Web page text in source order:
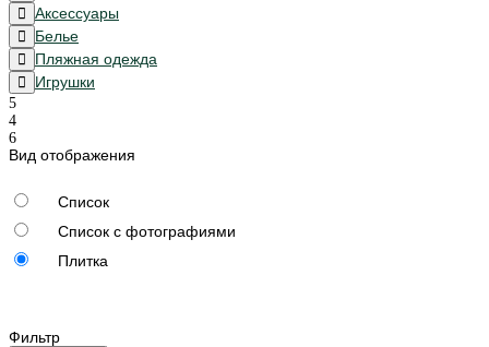
Аксессуары
Белье
Пляжная одежда
Игрушки
Вид отображения
Список
Список с фотографиями
Плитка
Фильтр